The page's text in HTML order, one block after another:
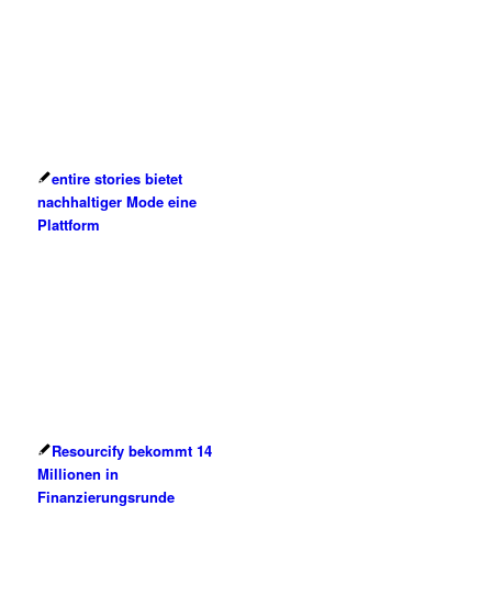
entire stories bietet
nachhaltiger Mode eine
Plattform
Resourcify bekommt 14
Millionen in
Finanzierungsrunde